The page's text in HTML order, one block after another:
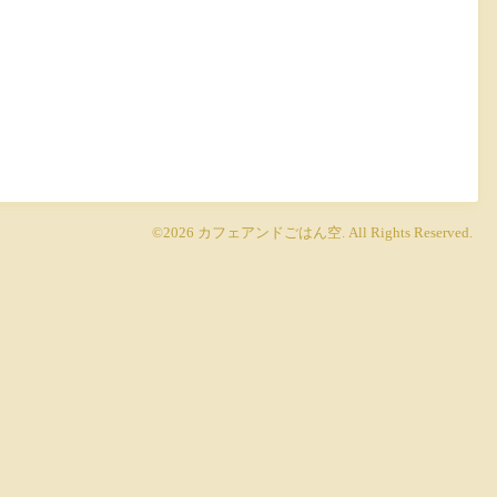
©2026 カフェアンドごはん空. All Rights Reserved.